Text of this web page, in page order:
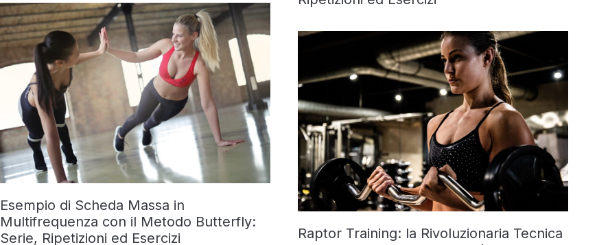
Esempio di Scheda Massa in
Multifrequenza con il Metodo Butterfly:
Serie, Ripetizioni ed Esercizi
Raptor Training: la Rivoluzionaria Tecnica